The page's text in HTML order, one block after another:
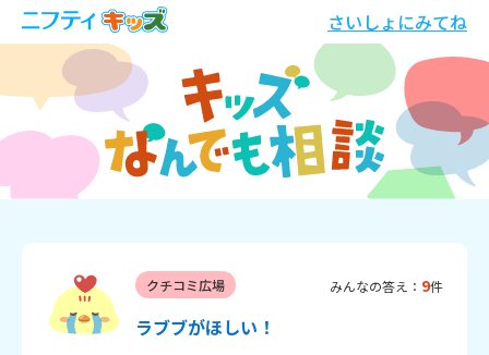
さいしょにみてね
クチコミ広場 みんなの答え： 9件
ラブブがほしい！